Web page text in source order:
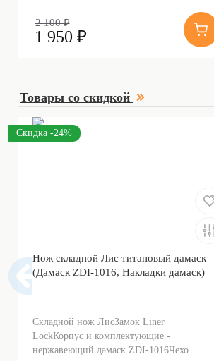
2 100 ₽
1 950 ₽
Товары со скидкой
Скидка -24%
Нож складной Лис титановый дамаск
(Дамаск ZDI-1016, Накладки дамаск)
Складной нож ЛисЗамок Liner
LockКорпус и комплектующие -
нержавеющий дамаск ZDI-1016Чехо...